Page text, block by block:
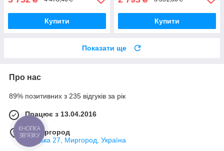
Купити Купити
Показати ще
Про нас
89% позитивних з 235 відгуків за рік
Працює з 13.04.2016
м. Миргород
Ткацька 27, Миргород, Україна